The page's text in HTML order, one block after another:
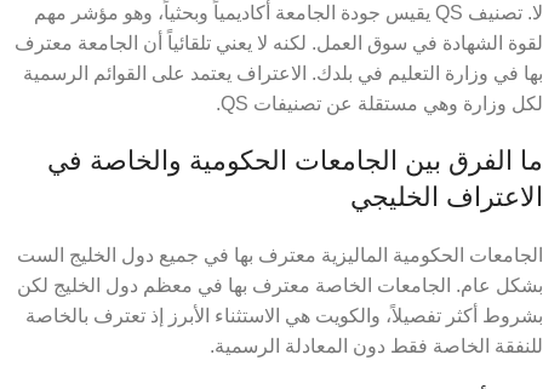
لا. تصنيف QS يقيس جودة الجامعة أكاديمياً وبحثياً، وهو مؤشر مهم
لقوة الشهادة في سوق العمل. لكنه لا يعني تلقائياً أن الجامعة معترف
بها في وزارة التعليم في بلدك. الاعتراف يعتمد على القوائم الرسمية
لكل وزارة وهي مستقلة عن تصنيفات QS.
ما الفرق بين الجامعات الحكومية والخاصة في
الاعتراف الخليجي
الجامعات الحكومية الماليزية معترف بها في جميع دول الخليج الست
بشكل عام. الجامعات الخاصة معترف بها في معظم دول الخليج لكن
بشروط أكثر تفصيلاً، والكويت هي الاستثناء الأبرز إذ تعترف بالخاصة
للنفقة الخاصة فقط دون المعادلة الرسمية.